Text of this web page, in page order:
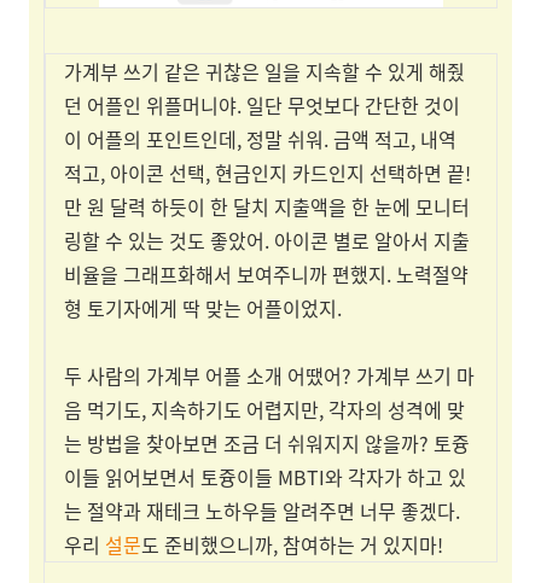
가계부 쓰기 같은 귀찮은 일을 지속할 수 있게 해줬
던 어플인 위플머니야. 일단 무엇보다 간단한 것이
이 어플의 포인트인데, 정말 쉬워. 금액 적고, 내역
적고, 아이콘 선택, 현금인지 카드인지 선택하면 끝!
만 원 달력 하듯이 한 달치 지출액을 한 눈에 모니터
링할 수 있는 것도 좋았어. 아이콘 별로 알아서 지출
비율을 그래프화해서 보여주니까 편했지. 노력절약
형 토기자에게 딱 맞는 어플이었지.
두 사람의 가계부 어플 소개 어땠어? 가계부 쓰기 마
음 먹기도, 지속하기도 어렵지만, 각자의 성격에 맞
는 방법을 찾아보면 조금 더 쉬워지지 않을까? 토즁
이들 읽어보면서 토즁이들 MBTI와 각자가 하고 있
는 절약과 재테크 노하우들 알려주면 너무 좋겠다.
우리 설문도 준비했으니까, 참여하는 거 있지마!